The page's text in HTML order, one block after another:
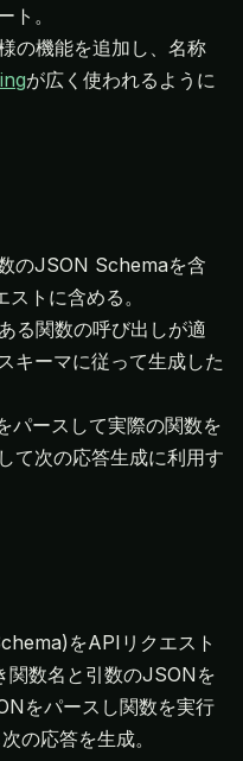
ト。
の機能を追加し、名称
が広く使われるように
のJSON Schemaを含
トに含める。
る関数の呼び出しが適
キーマに従って生成した
パースして実際の関数を
て次の応答生成に利用す
をAPIリクエスト
数名と引数のJSONを
をパースし関数を実行
の応答を生成。